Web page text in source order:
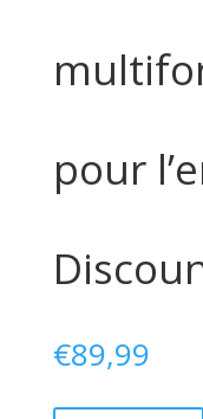
pour
€89,99